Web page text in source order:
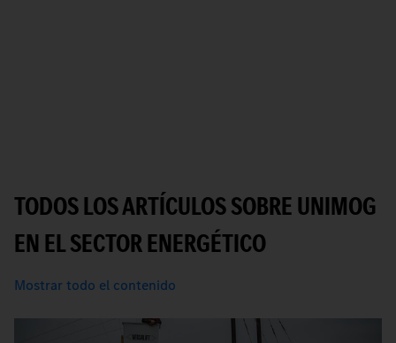
TODOS LOS ARTÍCULOS SOBRE UNIMOG
EN EL SECTOR ENERGÉTICO
Mostrar todo el contenido